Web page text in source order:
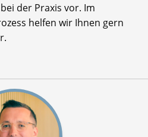
der Praxis vor. Im
helfen wir Ihnen gern